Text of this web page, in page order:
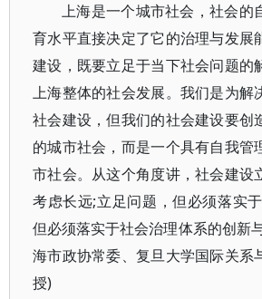
上海是一个城市社会，社会的
育水平直接决定了它的治理与发展
建设，既要立足于当下社会问题的
上海整体的社会发展。我们是为解
社会建设，但我们的社会建设要创
的城市社会，而是一个具有自我管
市社会。从这个角度讲，社会建设
考虑长远;立足问题，但必须落实
但必须落实于社会治理体系的创新
海市政协常委、复旦大学国际关系
授)